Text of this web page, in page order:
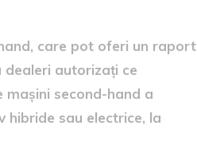
care pot oferi un raport
autorizați ce
second-hand a
hibride sau electrice, la